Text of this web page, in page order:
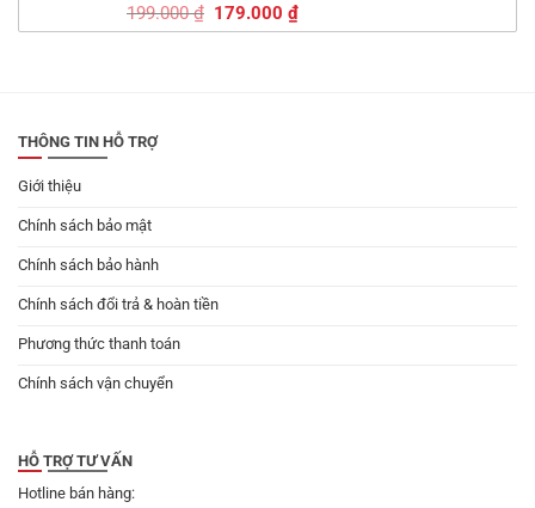
199.000₫ Giá
gốc
179.000₫Giá
hiện
THÔNG TIN HỖ TRỢ
Giới thiệu
Chính sách bảo mật
Chính sách bảo hành
Chính sách đổi trả & hoàn tiền
Phương thức thanh toán
Chính sách vận chuyển
HỖ TRỢ TƯ VẤN
Hotline bán hàng: